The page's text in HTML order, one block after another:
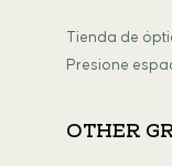
Tienda de
Presione
OTHER